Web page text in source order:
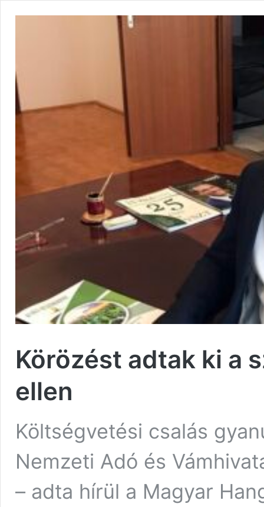
Körözést adtak ki a
ellen
Költségvetési csalás
Nemzeti Adó és
– adta hírül a Magyar